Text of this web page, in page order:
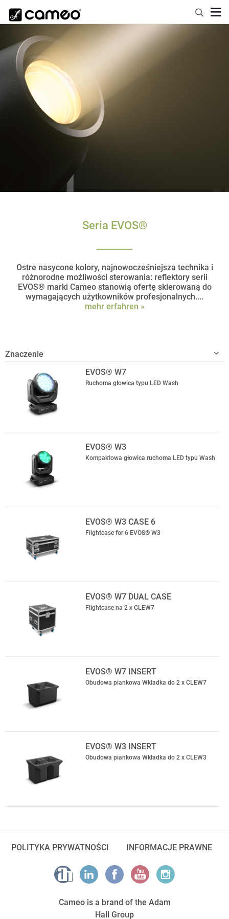
Seria EVOS®
Ostre nasycone kolory, najnowocześniejsza technika i
różnorodne możliwości sterowania: reflektory serii
EVOS® marki Cameo stanowią ofertę skierowaną do
wymagających użytkowników profesjonalnych....
mehr erfahren »
EVOS® W7
Ruchoma głowica typu LED Wash
EVOS® W3
Kompaktowa głowica ruchoma LED typu Wash
EVOS® W3 CASE 6
Flightcase for 6 EVOS® W3
EVOS® W7 DUAL CASE
Flightcase na 2 x CLEW7
EVOS® W7 INSERT
Obudowa piankowa Wkładka do 2 x CLEW7
EVOS® W3 INSERT
Obudowa piankowa Wkładka do 2 x CLEW3
POLITYKA PRYWATNOŚCI INFORMACJE PRAWNE
Cameo is a brand of the Adam
Hall Group